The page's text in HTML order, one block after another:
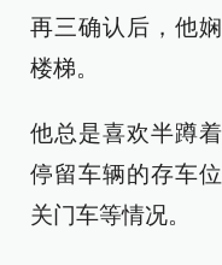
再三确认后，他
楼梯。
他总是喜欢半蹲
停留车辆的存车
关门车等情况。